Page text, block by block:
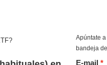
Apúntate
bandeja de
E-mail